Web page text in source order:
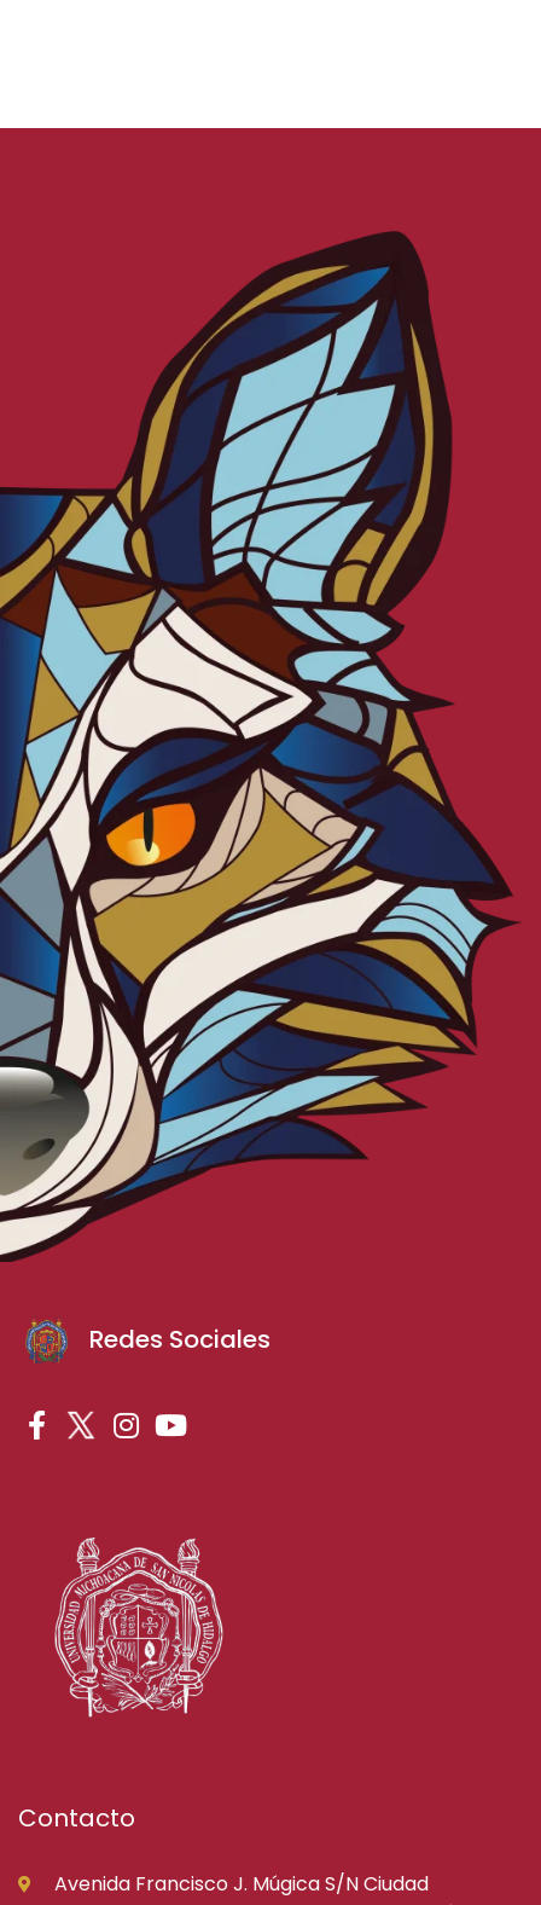
Redes Sociales
Contacto
Avenida Francisco J. Múgica S/N Ciudad